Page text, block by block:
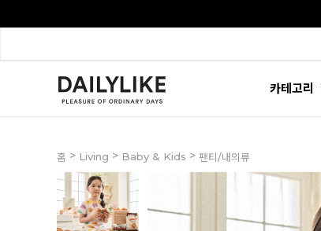
카테고리
홈 > Living > Baby & Kids > 팬티/내의류